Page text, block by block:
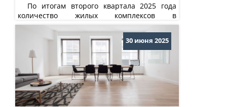
По итогам второго квартала 2025 года
количество жилых комплексов в
Екатеринбурге, задерживающих передачу
ключей дольщикам выросло с 11 до 12. А
число проектов, в которых были
передвинуты плановые сроки
строительства, увеличилось с 17 до 25.
Такими данными поделился в соцсетях
основатель портала аренды и агентства
недвижимости «ДРАЖЕ» Никита
Словиковский....
30 июня 2025